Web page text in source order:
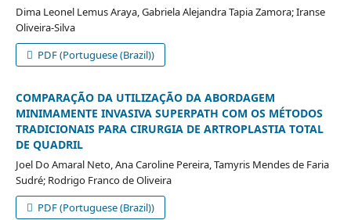
Dima Leonel Lemus Araya, Gabriela Alejandra Tapia Zamora; Iranse
Oliveira-Silva
PDF (Portuguese (Brazil))
COMPARAÇÃO DA UTILIZAÇÃO DA ABORDAGEM
MINIMAMENTE INVASIVA SUPERPATH COM OS MÉTODOS
TRADICIONAIS PARA CIRURGIA DE ARTROPLASTIA TOTAL
DE QUADRIL
Joel Do Amaral Neto, Ana Caroline Pereira, Tamyris Mendes de Faria
Sudré; Rodrigo Franco de Oliveira
PDF (Portuguese (Brazil))